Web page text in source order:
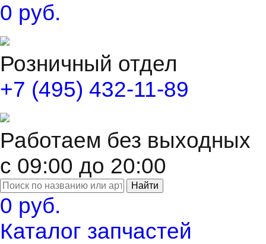
0 руб.
Розничный отдел
+7 (495) 432-11-89
Работаем без выходных
с 09:00 до 20:00
Найти
0 руб.
Каталог запчастей